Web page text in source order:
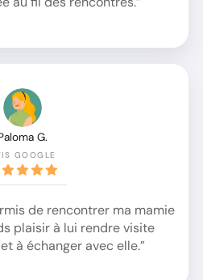
G.
GOOGLE
de rencontrer ma mamie
plaisir à lui rendre visite
à échanger avec elle.”